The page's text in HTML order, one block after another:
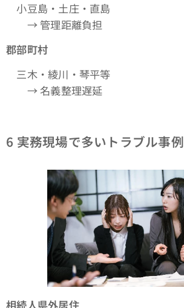
小豆島・土庄・直島
→ 管理距離負担
郡部町村
三木・綾川・琴平等
→ 名義整理遅延
6 実務現場で多いトラブル事例
相続人県外居住